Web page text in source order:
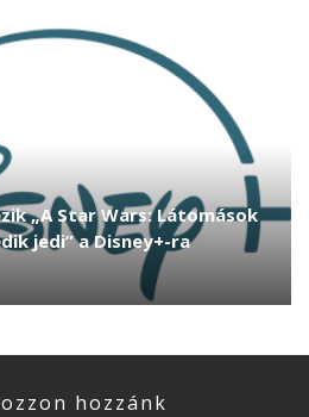
„A Star Wars: Látomások
jedi” a Disney+-ra
hozzánk